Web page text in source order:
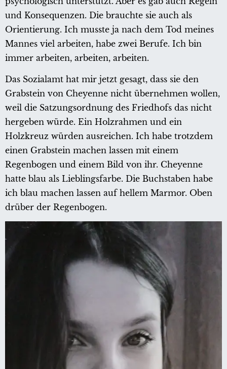
und Konsequenzen. Die brauchte sie auch als
Orientierung. Ich musste ja nach dem Tod meines
Mannes viel arbeiten, habe zwei Berufe. Ich bin
immer arbeiten, arbeiten, arbeiten.
Das Sozialamt hat mir jetzt gesagt, dass sie den
Grabstein von Cheyenne nicht übernehmen wollen,
weil die Satzungsordnung des Friedhofs das nicht
hergeben würde. Ein Holzrahmen und ein
Holzkreuz würden ausreichen. Ich habe trotzdem
einen Grabstein machen lassen mit einem
Regenbogen und einem Bild von ihr. Cheyenne
hatte blau als Lieblingsfarbe. Die Buchstaben habe
ich blau machen lassen auf hellem Marmor. Oben
drüber der Regenbogen.